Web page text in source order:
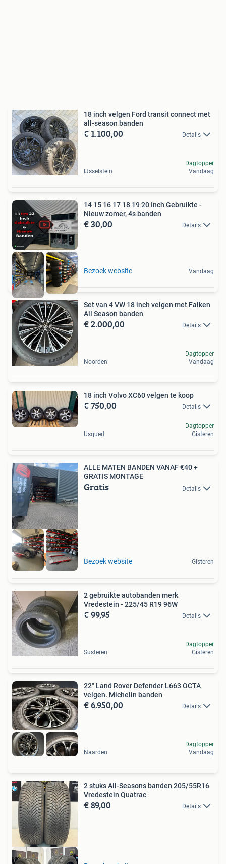
18 inch velgen Ford transit connect met
all-season banden
€ 1.100,00 Details
IJsselstein
Dagtopper
Vandaag
14 15 16 17 18 19 20 Inch Gebruikte -
Nieuw zomer, 4s banden
€ 30,00 Details
Bezoek website Vandaag
Set van 4 VW 18 inch velgen met Falken
All Season banden
€ 2.000,00 Details
Noorden
Dagtopper
Vandaag
18 inch Volvo XC60 velgen te koop
€ 750,00 Details
Usquert
Dagtopper
Gisteren
GRATIS MONTAGE
ALLE MATEN BANDEN VANAF €40 +
GRATIS MONTAGE
Gratis Details
Bezoek website Gisteren
2 gebruikte autobanden merk
Vredestein - 225/45 R19 96W
€ 99,95 Details
Susteren
Dagtopper
Gisteren
22" Land Rover Defender L663 OCTA
velgen. Michelin banden
€ 6.950,00 Details
Naarden
Dagtopper
Vandaag
2 stuks All-Seasons banden 205/55R16
Vredestein Quatrac
€ 89,00 Details